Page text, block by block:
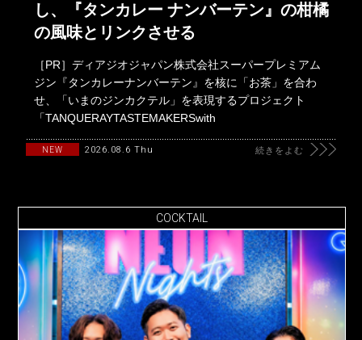
し、『タンカレー ナンバーテン』の柑橘
の風味とリンクさせる
［PR］ディアジオジャパン株式会社スーパープレミアム
ジン『タンカレーナンバーテン』を核に「お茶」を合わ
せ、「いまのジンカクテル」を表現するプロジェクト
「TANQUERAYTASTEMAKERSwith
NEW 2026.08.6 Thu 続きをよむ
COCKTAIL